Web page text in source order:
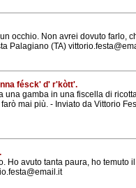
occhio. Non avrei dovuto farlo,
Palagiano (TA)
fésck' d' r'kòtt'.
una gamba in una fiscella di
mai più. - Inviato da Vittorio
Ho avuto tanta paura, ho temuto